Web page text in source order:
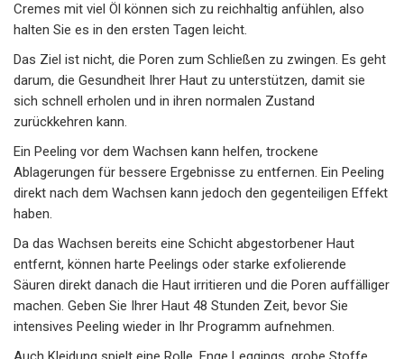
Cremes mit viel Öl können sich zu reichhaltig anfühlen, also
halten Sie es in den ersten Tagen leicht.
Das Ziel ist nicht, die Poren zum Schließen zu zwingen. Es geht
darum, die Gesundheit Ihrer Haut zu unterstützen, damit sie
sich schnell erholen und in ihren normalen Zustand
zurückkehren kann.
Ein Peeling vor dem Wachsen kann helfen, trockene
Ablagerungen für bessere Ergebnisse zu entfernen. Ein Peeling
direkt nach dem Wachsen kann jedoch den gegenteiligen Effekt
haben.
Da das Wachsen bereits eine Schicht abgestorbener Haut
entfernt, können harte Peelings oder starke exfolierende
Säuren direkt danach die Haut irritieren und die Poren auffälliger
machen. Geben Sie Ihrer Haut 48 Stunden Zeit, bevor Sie
intensives Peeling wieder in Ihr Programm aufnehmen.